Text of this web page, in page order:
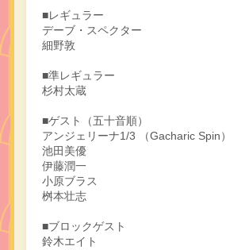
■レギュラー
デーブ・スペクター
細野敦
■準レギュラー
杉村太蔵
■ゲスト（五十音順）
アンジェリーナ1/3 （Gacharic Spin）
池田美優
伊藤潤一
小原ブラス
桝本壮志
■ブロックゲスト
鈴木エイト